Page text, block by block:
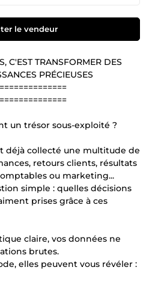
le vendeur
C'EST TRANSFORMER DES
PRÉCIEUSES
un trésor sous-exploité ?
déjà collecté une multitude de
retours clients, résultats
ou marketing...
simple : quelles décisions
prises grâce à ces
claire, vos données ne
brutes.
elles peuvent vous révéler :